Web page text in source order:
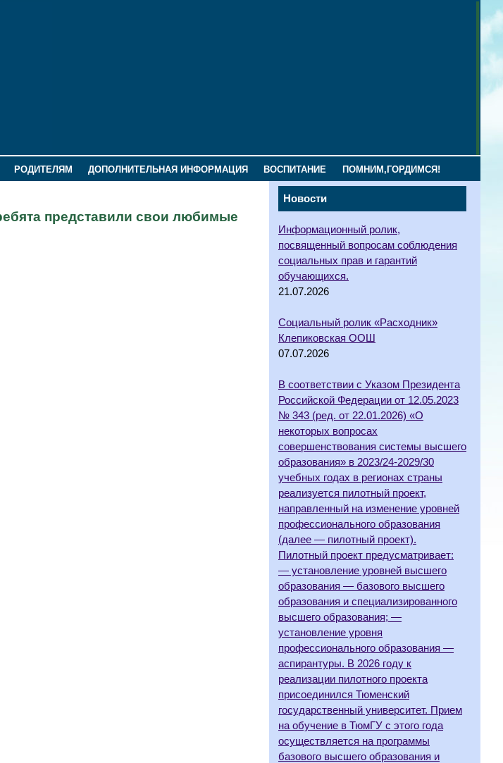
РОДИТЕЛЯМ ДОПОЛНИТЕЛЬНАЯ ИНФОРМАЦИЯ ВОСПИТАНИЕ ПОМНИМ,ГОРДИМСЯ!
Новости
Информационный ролик,
посвященный вопросам соблюдения
социальных прав и гарантий
обучающихся.
21.07.2026
Социальный ролик «Расходник»
Клепиковская ООШ
07.07.2026
В соответствии с Указом Президента
Российской Федерации от 12.05.2023
№ 343 (ред. от 22.01.2026) «О
некоторых вопросах
совершенствования системы высшего
образования» в 2023/24-2029/30
учебных годах в регионах страны
реализуется пилотный проект,
направленный на изменение уровней
профессионального образования
(далее — пилотный проект).
Пилотный проект предусматривает:
— установление уровней высшего
образования — базового высшего
образования и специализированного
высшего образования; —
установление уровня
профессионального образования —
аспирантуры. В 2026 году к
реализации пилотного проекта
присоединился Тюменский
государственный университет. Прием
на обучение в ТюмГУ с этого года
осуществляется на программы
базового высшего образования и
представили свои любимые